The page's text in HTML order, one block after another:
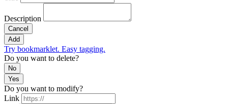
Description
Cancel
Add
Try bookmarklet. Easy tagging.
Do you want to delete?
No
Yes
Do you want to modify?
Link